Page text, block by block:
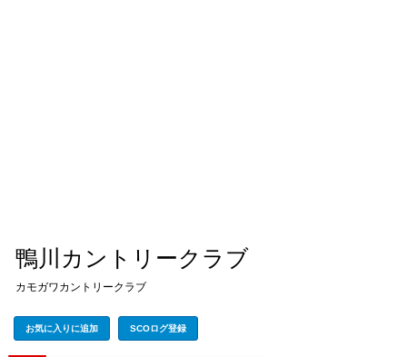
鴨川カントリークラブ
カモガワカントリークラブ
お気に入りに追加 SCOログ登録